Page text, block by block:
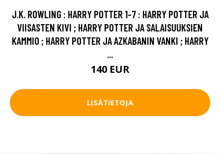
J.K. ROWLING : HARRY POTTER 1-7 : HARRY POTTER JA
VIISASTEN KIVI ; HARRY POTTER JA SALAISUUKSIEN
KAMMIO ; HARRY POTTER JA AZKABANIN VANKI ; HARRY
...
140 EUR
LISÄTIETOJA